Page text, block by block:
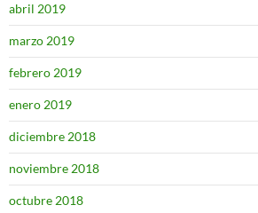
abril 2019
marzo 2019
febrero 2019
enero 2019
diciembre 2018
noviembre 2018
octubre 2018